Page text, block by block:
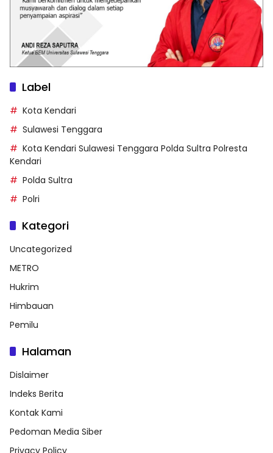
Label
Kota Kendari
Sulawesi Tenggara
Kota Kendari Sulawesi Tenggara Polda Sultra Polresta
Kendari
Polda Sultra
Polri
Kategori
Uncategorized
METRO
Hukrim
Himbauan
Pemilu
Halaman
Dislaimer
Indeks Berita
Kontak Kami
Pedoman Media Siber
Privacy Policy